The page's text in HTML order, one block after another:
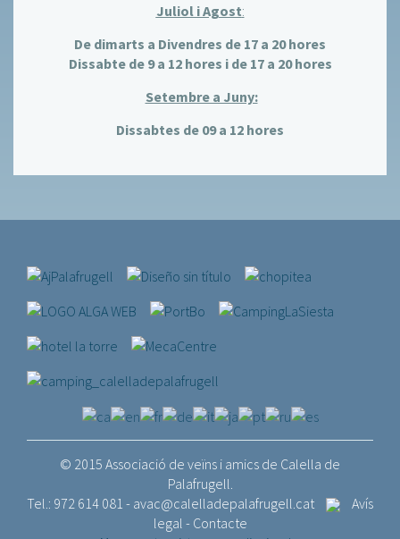
Juliol i Agost:
De dimarts a Divendres de 17 a 20 hores
Dissabte de 9 a 12 hores i de 17 a 20 hores
Setembre a Juny:
Dissabtes de 09 a 12 hores
© 2015 Associació de veïns i amics de Calella de
Palafrugell.
Tel.: 972 614 081 - avac@calelladepalafrugell.cat
Avís
legal - Contacte